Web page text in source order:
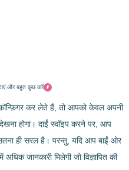
और बहुत कुछ करें
कर लेते हैं, तो आपको केवल अपनी
होगा। दाईं स्वॉइप करने पर, आप
ही सरल है। परन्तु, यदि आप बाईं ओर
जानकारी मिलेगी जो विज्ञापित की